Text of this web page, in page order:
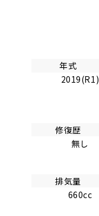
年式
2019(R1)
修復歴
無し
排気量
660cc